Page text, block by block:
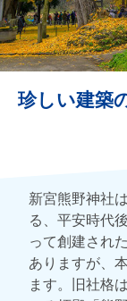
珍しい建築
新宮熊野神社
る、平安時代
って創建され
ありますが、
ます。旧社格